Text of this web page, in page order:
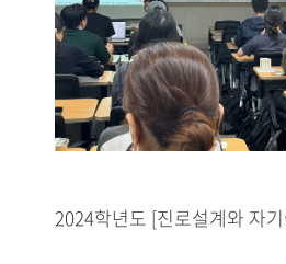
2024학년도 [진로설계와 자